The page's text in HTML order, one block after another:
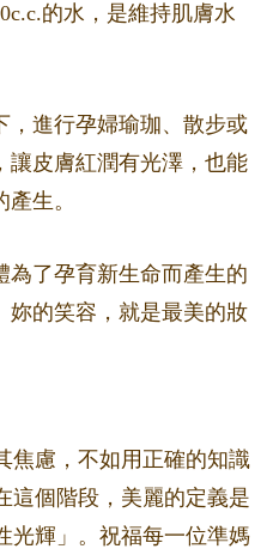
的水，是維持肌膚水
，進行孕婦瑜珈、散步或
讓皮膚紅潤有光澤，也能
生。
為了孕育新生命而產生的
妳的笑容，就是最美的妝
焦慮，不如用正確的知識
這個階段，美麗的定義是
光輝」。祝福每一位準媽